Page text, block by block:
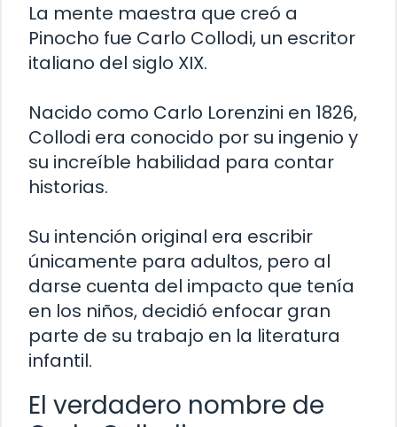
La mente maestra que creó a
Pinocho fue Carlo Collodi, un escritor
italiano del siglo XIX.
Nacido como Carlo Lorenzini en 1826,
Collodi era conocido por su ingenio y
su increíble habilidad para contar
historias.
Su intención original era escribir
únicamente para adultos, pero al
darse cuenta del impacto que tenía
en los niños, decidió enfocar gran
parte de su trabajo en la literatura
infantil.
El verdadero nombre de